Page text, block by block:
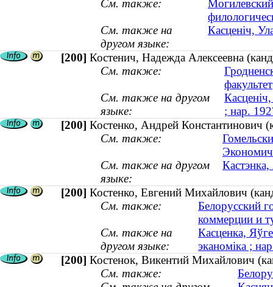
См. также:
См. также на
другом языке:
Касценіч,
[200] Костенич, Надежда Алексеевна
См. также:
факультет
См. также на другом
языке:
; нар.
[200] Костенко, Андрей Константинович
См. также:
См. также на другом
языке:
[200] Костенко, Евгений Михайлович
См. также:
Белорусский
коммерции и
См. также на
другом языке:
Касценка,
эканоміка ;
[200] Костенок, Викентий Михайлович
См. также: